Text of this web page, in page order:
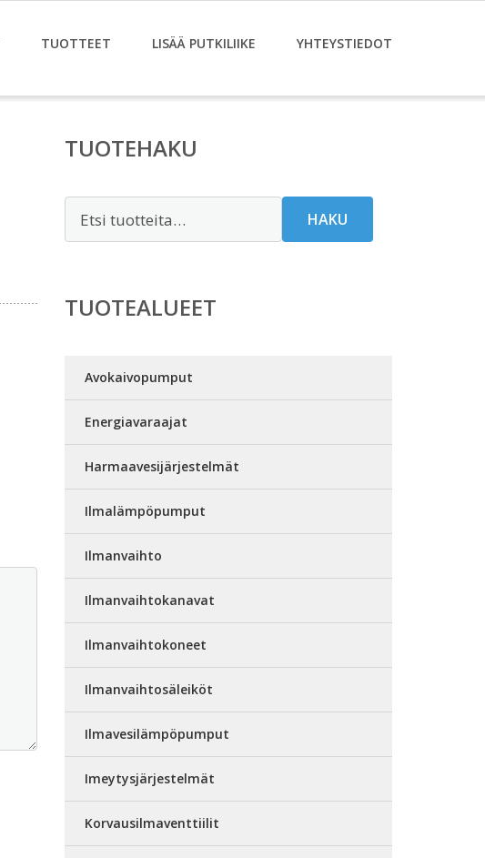
TUOTTEET LISÄÄ PUTKILIIKE YHTEYSTIEDOT
TUOTEHAKU
HAKU
TUOTEALUEET
Avokaivopumput
Energiavaraajat
Harmaavesijärjestelmät
Ilmalämpöpumput
Ilmanvaihto
Ilmanvaihtokanavat
Ilmanvaihtokoneet
Ilmanvaihtosäleiköt
Ilmavesilämpöpumput
Imeytysjärjestelmät
Korvausilmaventtiilit